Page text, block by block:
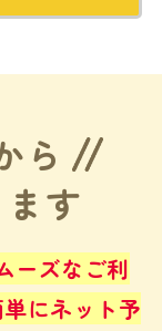
ら
す
ーズなご利
にネット予